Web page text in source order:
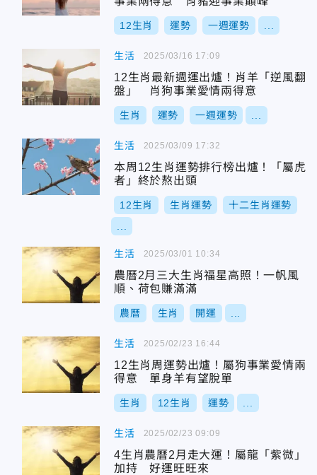
12生肖 運勢 一週運勢
生活
12生肖最新週運出爐！肖羊「逆風翻
盤」 肖狗事業愛情兩得意
生肖 運勢 一週運勢
2025/03/16 17:09
生活
本周12生肖運勢排行榜出爐！「屬虎
者」終於熬出頭
12生肖 生肖運勢 十二生肖運勢
2025/03/09 17:32
生活
農曆2月三大生肖福星高照！一帆風
順、荷包賺滿滿
農曆 生肖 開運
2025/03/01 10:34
生活
12生肖周運勢出爐！屬狗事業愛情兩
得意 單身羊有望脫單
生肖 12生肖 運勢
2025/02/23 16:44
生活
4生肖農曆2月走大運！屬龍「紫微」
加持 好運旺旺來
2025/02/23 09:09